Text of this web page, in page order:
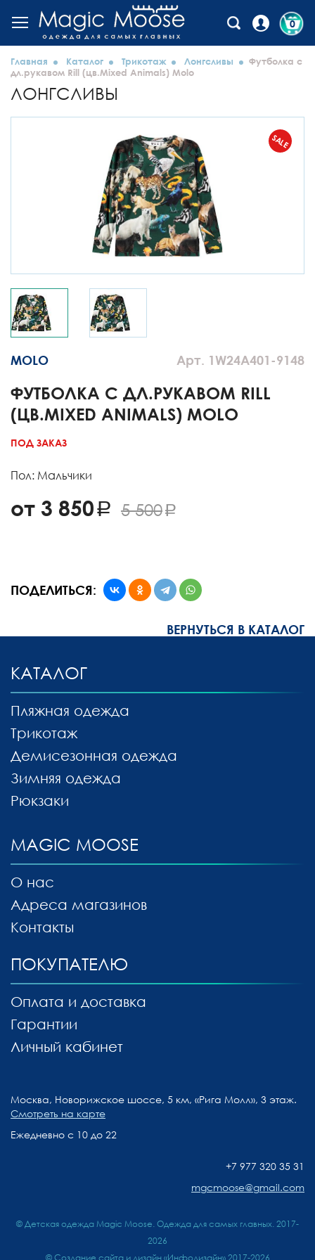
0
Главная Каталог Трикотаж Лонгсливы
Футболка с
дл.рукавом Rill (цв.Mixed Animals) Molo
ЛОНГСЛИВЫ
SALE
Арт. 1W24A401-9148
MOLO
ФУТБОЛКА С ДЛ.РУКАВОМ RILL
(ЦВ.MIXED ANIMALS) MOLO
ПОД ЗАКАЗ
Пол: Мальчики
от 3 850 5 500
ПОДЕЛИТЬСЯ:
ВЕРНУТЬСЯ В КАТАЛОГ
MAGIC MOOSE
О нас
Адреса магазинов
Контакты
КАТАЛОГ
Пляжная одежда
Трикотаж
Демисезонная одежда
Зимняя одежда
Рюкзаки
ПОКУПАТЕЛЮ
Оплата и доставка
Гарантии
Личный кабинет
Москва, Новорижское шоссе, 5 км, «Рига Молл», 3 этаж.
Смотреть на карте
Ежедневно с 10 до 22
+7 977 320 35 31
mgcmoose@gmail.com
© Детская одежда Magic Moose. Одежда для самых главных. 2017-
2026
© Создание сайта и дизайн «Инфодизайн»2017-2026